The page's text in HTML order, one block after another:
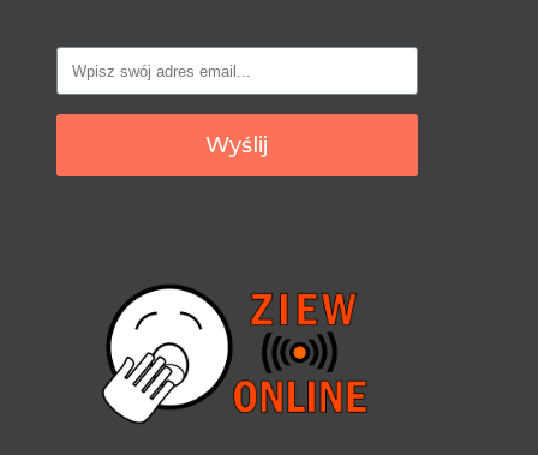
Wyślij